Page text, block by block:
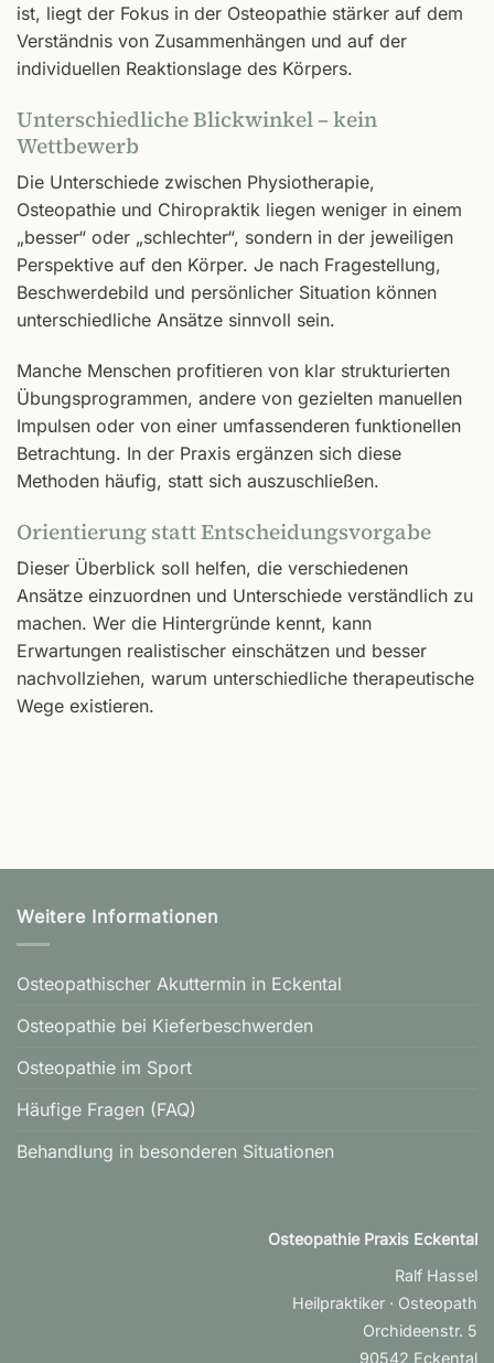
ist, liegt der Fokus in der Osteopathie stärker auf dem
Verständnis von Zusammenhängen und auf der
individuellen Reaktionslage des Körpers.
Unterschiedliche Blickwinkel – kein
Wettbewerb
Die Unterschiede zwischen Physiotherapie,
Osteopathie und Chiropraktik liegen weniger in einem
„besser“ oder „schlechter“, sondern in der jeweiligen
Perspektive auf den Körper. Je nach Fragestellung,
Beschwerdebild und persönlicher Situation können
unterschiedliche Ansätze sinnvoll sein.
Manche Menschen profitieren von klar strukturierten
Übungsprogrammen, andere von gezielten manuellen
Impulsen oder von einer umfassenderen funktionellen
Betrachtung. In der Praxis ergänzen sich diese
Methoden häufig, statt sich auszuschließen.
Orientierung statt Entscheidungsvorgabe
Dieser Überblick soll helfen, die verschiedenen
Ansätze einzuordnen und Unterschiede verständlich zu
machen. Wer die Hintergründe kennt, kann
Erwartungen realistischer einschätzen und besser
nachvollziehen, warum unterschiedliche therapeutische
Wege existieren.
Weitere Informationen
Osteopathischer Akuttermin in Eckental
Osteopathie bei Kieferbeschwerden
Osteopathie im Sport
Häufige Fragen (FAQ)
Behandlung in besonderen Situationen
Osteopathie Praxis Eckental
Ralf Hassel
Heilpraktiker · Osteopath
Orchideenstr. 5
90542 Eckental